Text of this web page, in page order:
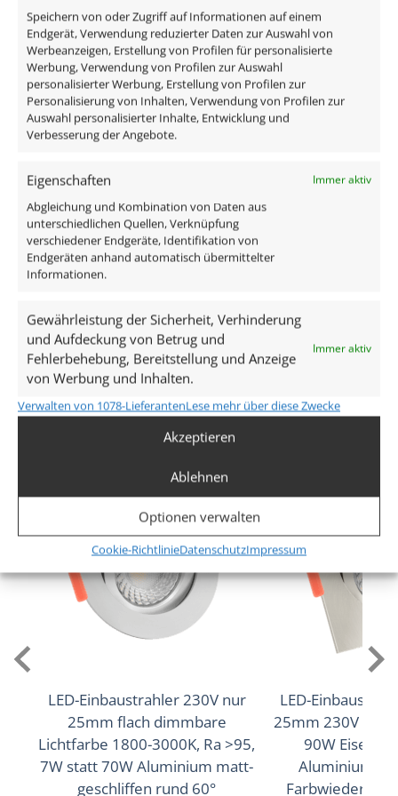
Speichern von oder Zugriff auf Informationen auf einem
Endgerät, Verwendung reduzierter Daten zur Auswahl von
Werbeanzeigen, Erstellung von Profilen für personalisierte
Werbung, Verwendung von Profilen zur Auswahl
personalisierter Werbung, Erstellung von Profilen zur
Personalisierung von Inhalten, Verwendung von Profilen zur
Auswahl personalisierter Inhalte, Entwicklung und
Verbesserung der Angebote.
Eigenschaften Immer aktiv
Abgleichung und Kombination von Daten aus
unterschiedlichen Quellen, Verknüpfung
verschiedener Endgeräte, Identifikation von
Endgeräten anhand automatisch übermittelter
Informationen.
Gewährleistung der Sicherheit, Verhinderung
und Aufdeckung von Betrug und
Fehlerbehebung, Bereitstellung und Anzeige
von Werbung und Inhalten.
Immer aktiv
Verwalten von 1078-LieferantenLese mehr über diese Zwecke
Akzeptieren
Ablehnen
Optionen verwalten
Cookie-RichtlinieDatenschutzImpressum
Gesamtmaße
82×82×59mm
Lochausschnitt Ø
68–78mm
Spannung (V)
AC/DC 12V
Leistung (W)
7W
Glühbirnenersatz
80W
Dimmbarkeit
Ja
Lichtstrom (Lumen)
500lm(2700K (Warmweiß)),520lm(3000K
(Warmweiß))
540lm(4000K (Neutralweiß))
Lichtfarbtemperatur (K)
2700K (Warmweiß), 3000K (Warmweiß), 4000K
(Neutralweiß)
Farbwiedergabe (CRI / Ra)
93
Mehr anzeigen
Ähnliche Produkte
LED-Einbaustrahler 230V nur
25mm flach dimmbare
Lichtfarbe 1800-3000K, Ra >95,
7W statt 70W Aluminium matt-
geschliffen rund 60°
LED-
25mm 230V
90W Eisen-
Aluminium